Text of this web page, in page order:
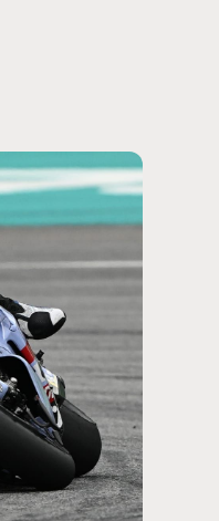
Zarco évite l'opération et